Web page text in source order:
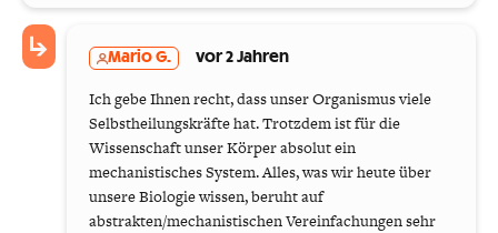
Mario G. vor 2 Jahren
Ich gebe Ihnen recht, dass unser Organismus viele
Selbstheilungskräfte hat. Trotzdem ist für die
Wissenschaft unser Körper absolut ein
mechanistisches System. Alles, was wir heute über
unsere Biologie wissen, beruht auf
abstrakten/mechanistischen Vereinfachungen sehr